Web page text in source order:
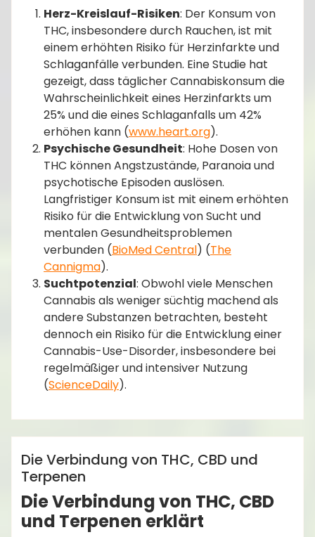
Herz-Kreislauf-Risiken: Der Konsum von
THC, insbesondere durch Rauchen, ist mit
einem erhöhten Risiko für Herzinfarkte und
Schlaganfälle verbunden. Eine Studie hat
gezeigt, dass täglicher Cannabiskonsum die
Wahrscheinlichkeit eines Herzinfarkts um
25% und die eines Schlaganfalls um 42%
erhöhen kann​ (www.heart.org)​.
Psychische Gesundheit: Hohe Dosen von
THC können Angstzustände, Paranoia und
psychotische Episoden auslösen.
Langfristiger Konsum ist mit einem erhöhten
Risiko für die Entwicklung von Sucht und
mentalen Gesundheitsproblemen
verbunden​ (BioMed Central)​​ (The
Cannigma)​.
Suchtpotenzial: Obwohl viele Menschen
Cannabis als weniger süchtig machend als
andere Substanzen betrachten, besteht
dennoch ein Risiko für die Entwicklung einer
Cannabis-Use-Disorder, insbesondere bei
regelmäßiger und intensiver Nutzung​
(ScienceDaily)​.
Anleitungen
CBD gegen Schmerzen
Cannabis,THC und CBD Unterschied
Die Verbindung von THC, CBD und
Terpenen
Die Verbindung von THC, CBD
und Terpenen erklärt